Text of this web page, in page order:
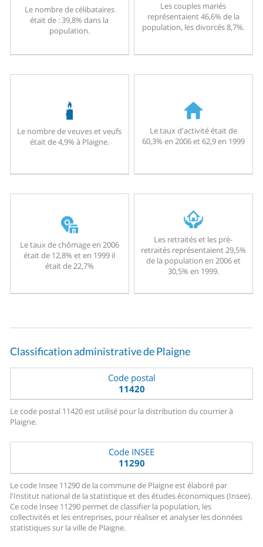
Le nombre de célibataires
était de : 39,8% dans la
population.
Les couples mariés
représentaient 46,6% de la
population, les divorcés 8,7%.
Le nombre de veuves et veufs
était de 4,9% à Plaigne.
Le taux d'activité était de
60,3% en 2006 et 62,9 en 1999
Le taux de chômage en 2006
était de 12,8% et en 1999 il
était de 22,7%
Les retraités et les pré-
retraités représentaient 29,5%
de la population en 2006 et
30,5% en 1999.
Classification administrative de Plaigne
Code postal
11420
Le code postal 11420 est utilisé pour la distribution du courrier à
Plaigne.
Code INSEE
11290
Le code Insee 11290 de la commune de Plaigne est élaboré par
l'Institut national de la statistique et des études économiques (Insee).
Ce code Insee 11290 permet de classifier la population, les
collectivités et les entreprises, pour réaliser et analyser les données
statistiques sur la ville de Plaigne.